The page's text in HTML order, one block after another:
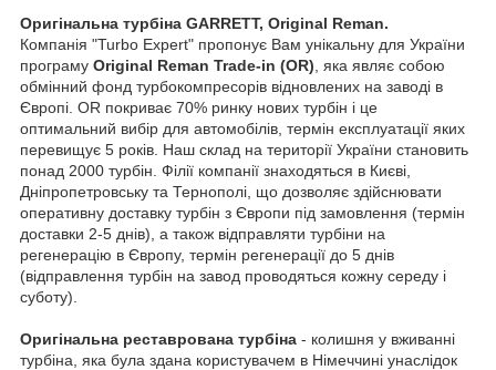
Оригінальна турбіна GARRETT, Original Reman.
Компанія "Turbo Expert" пропонує Вам унікальну для України
програму Original Reman Trade-in (OR) , яка являє собою
обмінний фонд турбокомпресорів відновлених на заводі в
Європі. OR покриває 70% ринку нових турбін і це
оптимальний вибір для автомобілів, термін експлуатації яких
перевищує 5 років. Наш склад на території України становить
понад 2000 турбін. Філії компанії знаходяться в Києві,
Дніпропетровську та Тернополі, що дозволяє здійснювати
оперативну доставку турбін з Європи під замовлення (термін
доставки 2-5 днів), а також відправляти турбіни на
регенерацію в Європу, термін регенерації до 5 днів
(відправлення турбін на завод проводяться кожну середу і
суботу).
Оригінальна реставрована турбіна - колишня у вживанні
турбіна, яка була здана користувачем в Німеччині унаслідок